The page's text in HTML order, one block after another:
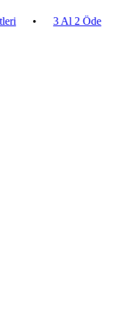
• 3 Al 2 Öde •